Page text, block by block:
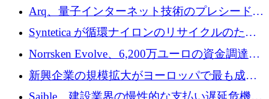
ためにシリーズCで7,000万ドルを調達
Arq、量子インターネット技術のプレシードと
して140万ドルを確保
Syntetica が循環ナイロンのリサイクルのため
にシリーズ A で 3,000 万ドルを調達
Norrsken Evolve、6,200万ユーロの資金調達
後、アムステルダムに根を張る
新興企業の規模拡大がヨーロッパで最も成功
した創業者を生み出す、アントラー氏が発見
Saible、建設業界の慢性的な支払い遅延危機に